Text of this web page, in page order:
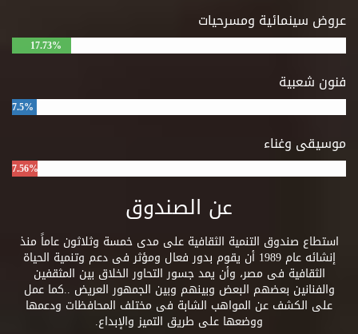
عروض سينمائية ومسرحيات
17.73%
فنون شعبية
7.5%
موسيقى وغناء
7.56%
عن الصندوق
استطاع صندوق التنمية الثقافية على مدى خمسة وثلاثون عاماً منذ
إنشائه عام 1989 أن يقوم بدور فعال ومؤثر فى دعم وتنمية الحياة
الثقافية فى مصر، وأن يمد جسور التحاور الخلاق بين المثقفين
والفنانين بعضهم البعض وبينهم وبين الجمهور العريض ..كما عمل
على الكشف عن المواهب الشابة فى مختلف المحافظات ودعمها
ووضعها على طريق التميز والإبداع.